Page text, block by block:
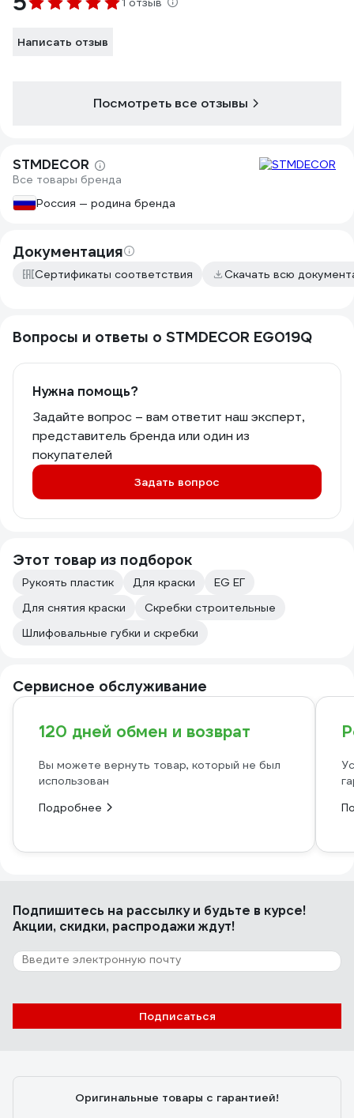
Написать отзыв
Посмотреть все отзывы
STMDECOR
Все товары бренда
Россия — родина бренда
Документация
Сертификаты соответствия Скачать всю
Вопросы и ответы о STMDECOR EG019Q
Нужна помощь?
Задайте вопрос – вам ответит наш эксперт,
представитель бренда или один из
покупателей
Задать вопрос
Этот товар из подборок
Рукоять пластик Для краски
EG ЕГ
Для снятия краски
Скребки строительные
Шлифовальные губки и скребки
Сервисное обслуживание
120 дней обмен и возврат
Вы можете вернуть товар, который не был
использован
Подробнее
Подпишитесь на рассылкуи будьте в курсе!
Акции, скидки, распродажи ждут!
Подписаться
Оригинальные товары с гарантией!